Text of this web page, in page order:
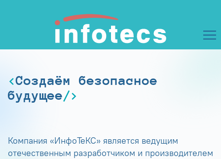
Создаём безопасное
будущее
Компания «ИнфоТеКС» является ведущим
отечественным разработчиком и производителем